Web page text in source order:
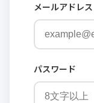
メールアドレス
パスワード